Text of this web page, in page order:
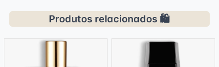
Produtos relacionados 🛍️